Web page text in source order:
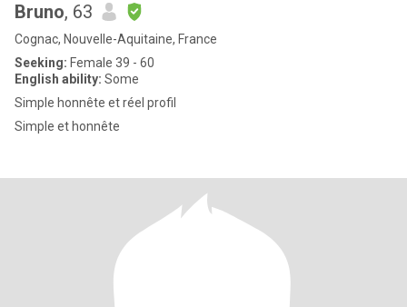
Bruno, 63
Cognac, Nouvelle-Aquitaine, France
Seeking: Female 39 - 60
English ability: Some
Simple honnête et réel profil
Simple et honnête